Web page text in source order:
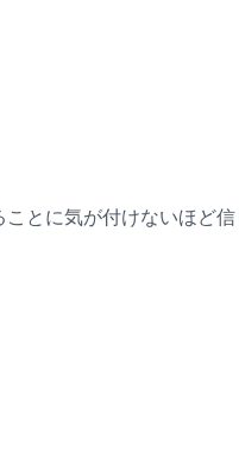
とに気が付けないほど信